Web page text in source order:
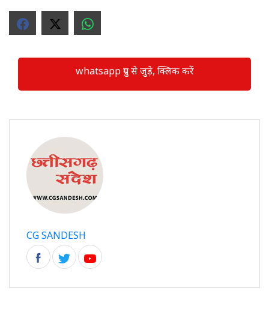
whatsapp ग्रुप से जुड़े, क्लिक करें
CG SANDESH